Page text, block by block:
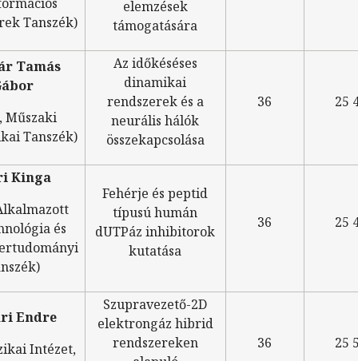
Tanszék)
elemzések
támogatására
Tamás
Műszaki
Tanszék)
Az időkéséses
dinamikai
rendszerek és a
neurális hálók
összekapcsolása
36 25
Kinga
és
Fehérje és peptid
típusú humán
dUTPáz inhibitorok
kutatása
36 25
Endre
Intézet,
Szupravezető-2D
elektrongáz hibrid
rendszereken
36 25